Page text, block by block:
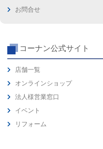
お問合せ
コーナン公式サイト
店舗一覧
オンラインショップ
法人様営業窓口
イベント
リフォーム